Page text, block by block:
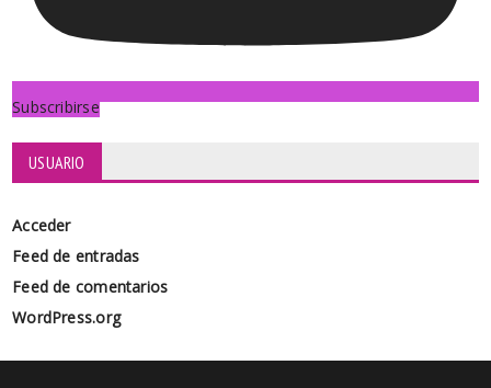
Subscribirse
USUARIO
Acceder
Feed de entradas
Feed de comentarios
WordPress.org